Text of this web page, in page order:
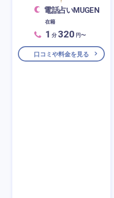
電話占いMUGEN
在籍
1 分 320 円〜
口コミや料金を見る